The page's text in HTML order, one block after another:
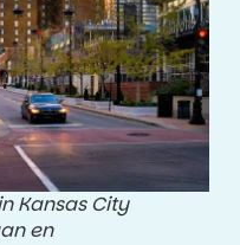
Kansas City
en